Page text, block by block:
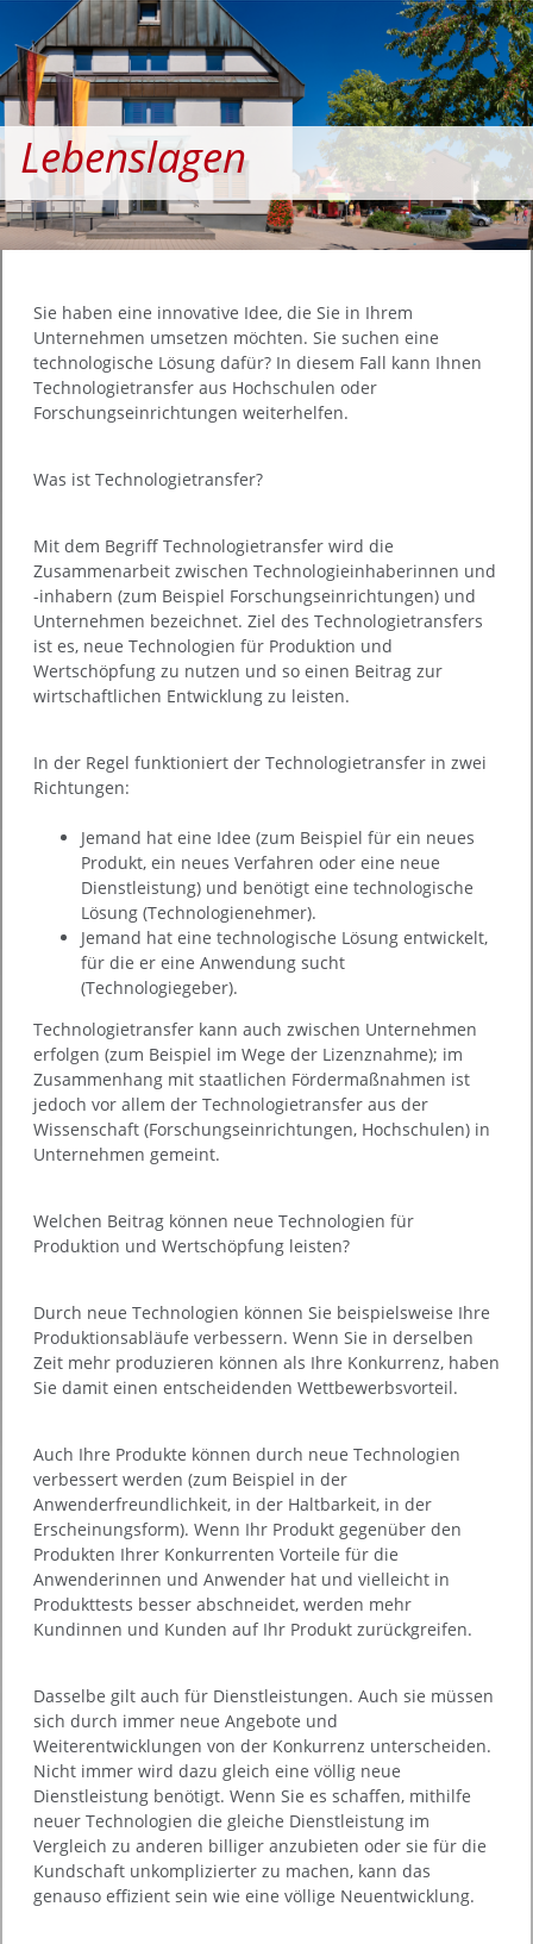
Lebenslagen
Sie haben eine innovative Idee, die Sie in Ihrem
Unternehmen umsetzen möchten. Sie suchen eine
technologische Lösung dafür? In diesem Fall kann Ihnen
Technologietransfer aus Hochschulen oder
Forschungseinrichtungen weiterhelfen.
Was ist Technologietransfer?
Mit dem Begriff Technologietransfer wird die
Zusammenarbeit zwischen Technologieinhaberinnen und
-inhabern (zum Beispiel Forschungseinrichtungen) und
Unternehmen bezeichnet. Ziel des Technologietransfers
ist es, neue Technologien für Produktion und
Wertschöpfung zu nutzen und so einen Beitrag zur
wirtschaftlichen Entwicklung zu leisten.
In der Regel funktioniert der Technologietransfer in zwei
Richtungen:
Jemand hat eine Idee (zum Beispiel für ein neues
Produkt, ein neues Verfahren oder eine neue
Dienstleistung) und benötigt eine technologische
Lösung (Technologienehmer).
Jemand hat eine technologische Lösung entwickelt,
für die er eine Anwendung sucht
(Technologiegeber).
Technologietransfer kann auch zwischen Unternehmen
erfolgen (zum Beispiel im Wege der Lizenznahme); im
Zusammenhang mit staatlichen Fördermaßnahmen ist
jedoch vor allem der Technologietransfer aus der
Wissenschaft (Forschungseinrichtungen, Hochschulen) in
Unternehmen gemeint.
Welchen Beitrag können neue Technologien für
Produktion und Wertschöpfung leisten?
Durch neue Technologien können Sie beispielsweise Ihre
Produktionsabläufe verbessern. Wenn Sie in derselben
Zeit mehr produzieren können als Ihre Konkurrenz, haben
Sie damit einen entscheidenden Wettbewerbsvorteil.
Auch Ihre Produkte können durch neue Technologien
verbessert werden (zum Beispiel in der
Anwenderfreundlichkeit, in der Haltbarkeit, in der
Erscheinungsform). Wenn Ihr Produkt gegenüber den
Produkten Ihrer Konkurrenten Vorteile für die
Anwenderinnen und Anwender hat und vielleicht in
Produkttests besser abschneidet, werden mehr
Kundinnen und Kunden auf Ihr Produkt zurückgreifen.
Dasselbe gilt auch für Dienstleistungen. Auch sie müssen
sich durch immer neue Angebote und
Weiterentwicklungen von der Konkurrenz unterscheiden.
Nicht immer wird dazu gleich eine völlig neue
Dienstleistung benötigt. Wenn Sie es schaffen, mithilfe
neuer Technologien die gleiche Dienstleistung im
Vergleich zu anderen billiger anzubieten oder sie für die
Kundschaft unkomplizierter zu machen, kann das
genauso effizient sein wie eine völlige Neuentwicklung.